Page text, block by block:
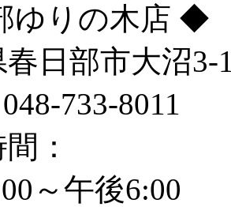
ゆりの木店 ◆
日部市大沼3-
733-8011
：
～午後6:00